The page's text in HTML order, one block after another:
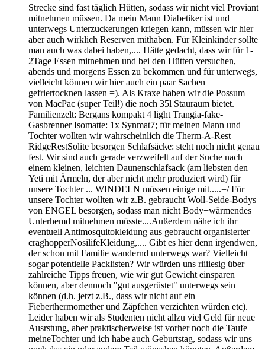
Strecke sind fast täglich Hütten, sodass wir nicht viel Proviant
mitnehmen müssen. Da mein Mann Diabetiker ist und
unterwegs Unterzuckerungen kriegen kann, müssen wir hier
aber auch wirklich Reserven mithaben. Für Kleinkinder sollte
man auch was dabei haben,.... Hätte gedacht, dass wir für 1-
2Tage Essen mitnehmen und bei den Hütten versuchen,
abends und morgens Essen zu bekommen und für unterwegs,
vielleicht können wir hier auch ein paar Sachen
gefriertocknen lassen =). Als Kraxe haben wir die Possum
von MacPac (super Teil!) die noch 35l Stauraum bietet.
Familienzelt: Bergans kompakt 4 light Trangia-fake-
Gasbrenner Isomatte: 1x Synmat7; für meinen Mann und
Tochter wollten wir wahrscheinlich die Therm-A-Rest
RidgeRestSolite besorgen Schlafsäcke: steht noch nicht genau
fest. Wir sind auch gerade verzweifelt auf der Suche nach
einem kleinen, leichten Daunenschlafsack (am liebsten den
Yeti mit Ärmeln, der aber nicht mehr produziert wird) für
unsere Tochter ... WINDELN müssen einige mit.....=/ Für
unsere Tochter wollten wir z.B. gebraucht Woll-Seide-Bodys
von ENGEL besorgen, sodass man nicht Body+wärmendes
Unterhemd mitnehmen müsste....Außerdem nähe ich ihr
eventuell Antimosquitokleidung aus gebraucht organisierter
craghopperNosilifeKleidung,.... Gibt es hier denn irgendwen,
der schon mit Familie wandernd unterwegs war? Vielleicht
sogar potentielle Packlisten? Wir würden uns riiiiesig über
zahlreiche Tipps freuen, wie wir gut Gewicht einsparen
können, aber dennoch "gut ausgerüstet" unterwegs sein
können (d.h. jetzt z.B., dass wir nicht auf ein
Fieberthermomether und Zäpfchen verzichten würden etc).
Leider haben wir als Studenten nicht allzu viel Geld für neue
Ausrstung, aber praktischerweise ist vorher noch die Taufe
meineTochter und ich habe auch Geburtstag, sodass wir uns